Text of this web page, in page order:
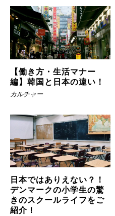
【働き方・生活マナー
編】韓国と日本の違い！
カルチャー
日本ではありえない？！
デンマークの小学生の驚
きのスクールライフをご
紹介！